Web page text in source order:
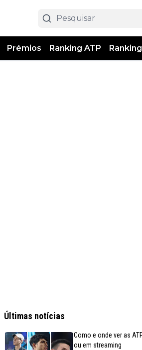
Prémios Ranking ATP
Últimas notícias
Como e onde ver as
ou em streaming